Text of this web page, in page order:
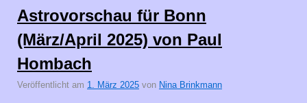
Astrovorschau für Bonn
(März/April 2025) von Paul
Hombach
Veröffentlicht am 1. März 2025 von Nina Brinkmann